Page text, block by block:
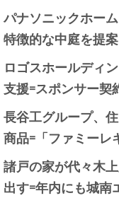
パナソニックホー
特徴的な中庭を提案
ロゴスホールディ
支援=スポンサー契
長谷工グループ、
商品=「ファミーレ
諸戸の家が代々木
出す=年内にも城南